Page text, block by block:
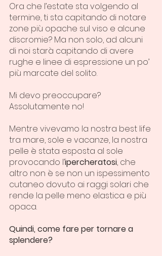
Ora che l’estate sta volgendo al
termine, ti sta capitando di notare
zone più opache sul viso e alcune
discromie? Ma non solo, ad alcuni
di noi starà capitando di avere
rughe e linee di espressione un po’
più marcate del solito.
Mi devo preoccupare?
Assolutamente no!
Mentre vivevamo la nostra best life
tra mare, sole e vacanze, la nostra
pelle è stata esposta al sole
provocando l’ipercheratosi, che
altro non è se non un ispessimento
cutaneo dovuto ai raggi solari che
rende la pelle meno elastica e più
opaca.
Quindi, come fare per tornare a
splendere?